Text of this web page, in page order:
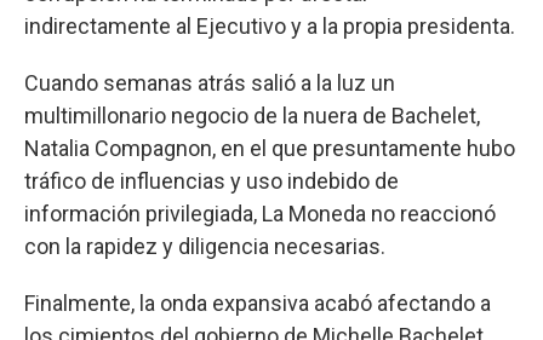
indirectamente al Ejecutivo y a la propia presidenta.
Cuando semanas atrás salió a la luz un
multimillonario negocio de la nuera de Bachelet,
Natalia Compagnon, en el que presuntamente hubo
tráfico de influencias y uso indebido de
información privilegiada, La Moneda no reaccionó
con la rapidez y diligencia necesarias.
Finalmente, la onda expansiva acabó afectando a